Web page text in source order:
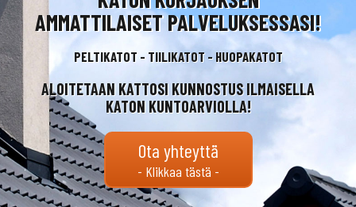
AMMATTILAISET PALVELUKSESSASI!
PELTIKATOT - TIILIKATOT - HUOPAKATOT
ALOITETAAN KATTOSI KUNNOSTUS ILMAISELLA
KATON KUNTOARVIOLLA!
Ota yhteyttä